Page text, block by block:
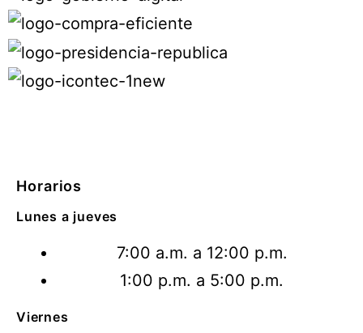
Horarios
Lunes a jueves
7:00 a.m. a 12:00 p.m.
1:00 p.m. a 5:00 p.m.
Viernes